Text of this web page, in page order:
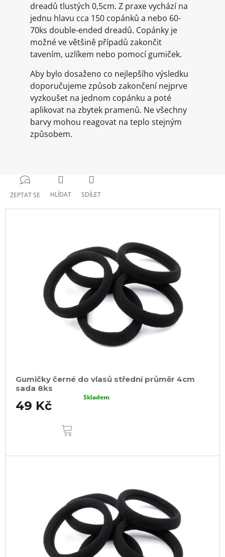
dreadů tlustých 0,5cm. Z praxe vychází na
jednu hlavu cca 150 copánků a nebo 60-
70ks double-ended dreadů. Copánky je
možné ve většině případů zakončit
tavením, uzlíkem nebo pomocí gumiček.
Aby bylo dosaženo co nejlepšího výsledku
doporučujeme způsob zakončení nejprve
vyzkoušet na jednom copánku a poté
aplikovat na zbytek pramenů. Ne všechny
barvy mohou reagovat na teplo stejným
způsobem.
ZEPTAT SE HLÍDAT SDÍLET
Gumičky černé do vlasů střední průměr 4cm
sada 8ks
49 Kč
Skladem